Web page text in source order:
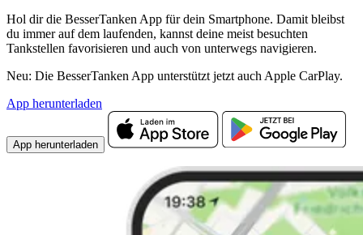
Hol dir die BesserTanken App für dein Smartphone. Damit bleibst
du immer auf dem laufenden, kannst deine meist besuchten
Tankstellen favorisieren und auch von unterwegs navigieren.
Neu: Die BesserTanken App unterstützt jetzt auch Apple CarPlay.
App herunterladen
App herunterladen